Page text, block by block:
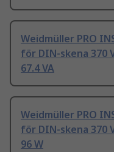
Weidmüller PRO
för DIN-skena 370
67.4 VA
Weidmüller PRO
för DIN-skena 370
96 W